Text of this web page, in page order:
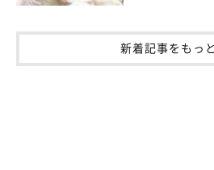
気持ちよく寝てるんだから邪魔しない
え聞こえてきそうです。
新着記事をもっ